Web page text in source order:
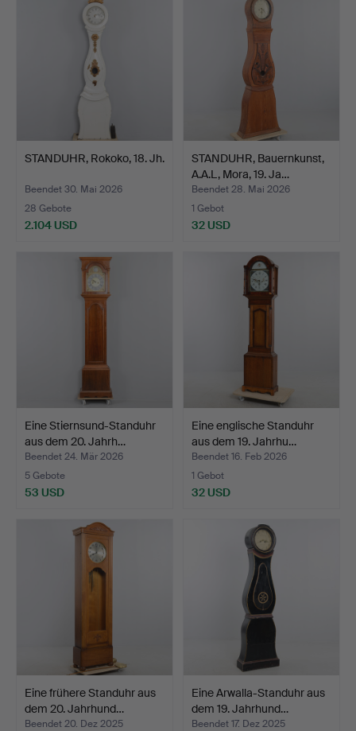
STANDUHR, Rokoko, 18. Jh.
Beendet 30. Mai 2026
28 Gebote
2.104 USD
STANDUHR, Bauernkunst,
A.A.L, Mora, 19. Ja…
Beendet 28. Mai 2026
1 Gebot
32 USD
Eine Stiernsund-Standuhr
aus dem 20. Jahrh…
Beendet 24. Mär 2026
5 Gebote
53 USD
Eine englische Standuhr
aus dem 19. Jahrhu…
Beendet 16. Feb 2026
1 Gebot
32 USD
Eine frühere Standuhr aus
dem 20. Jahrhund…
Beendet 20. Dez 2025
Eine Arwalla-Standuhr aus
dem 19. Jahrhund…
Beendet 17. Dez 2025